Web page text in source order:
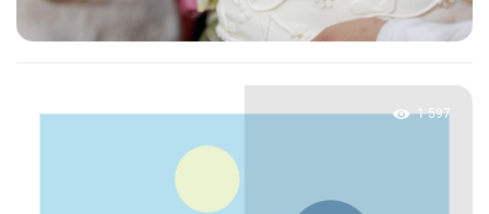
1 597